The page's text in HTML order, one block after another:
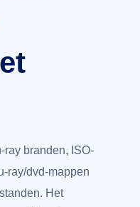
ray branden, ISO-
ray/dvd-mappen
Het